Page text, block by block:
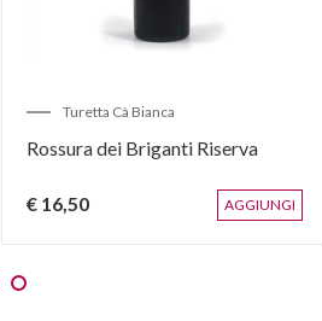
AGGIUNGI
Turetta Cà Bianca
Rossura dei Briganti Riserva
€ 16,50